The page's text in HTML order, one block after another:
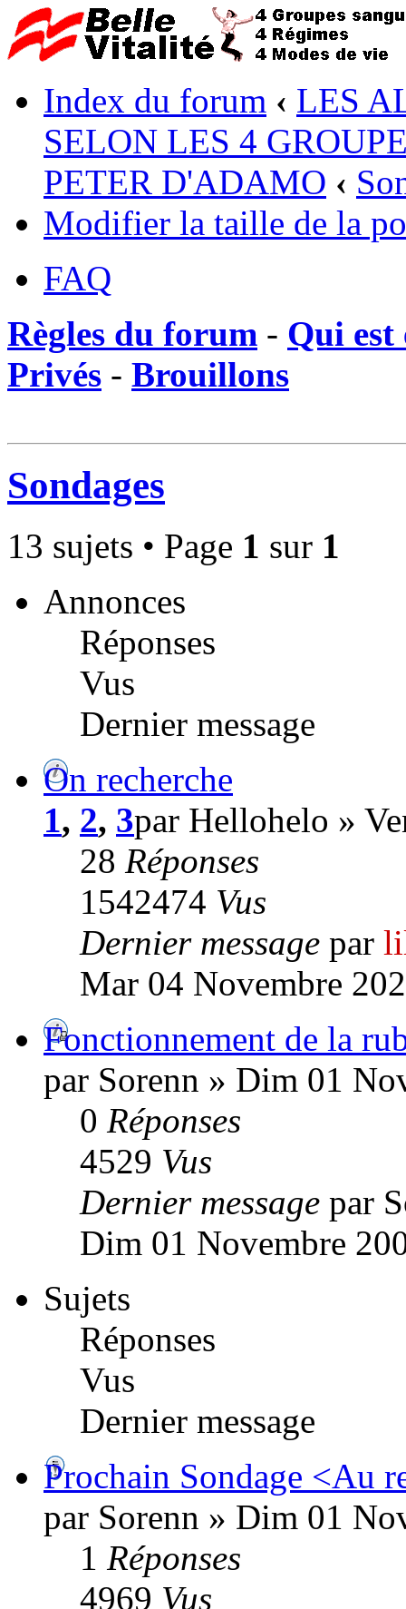
Index du forum ‹ LES
SELON LES 4
PETER D'ADAMO ‹
Modifier la taille de la
FAQ
Règles du forum - Qui est
Privés - Brouillons
Sondages
13 sujets • Page 1 sur 1
Annonces
Réponses
Vus
Dernier message
On recherche
1, 2, 3par Hellohelo »
28 Réponses
1542474 Vus
Dernier message par
Mar 04 Novembre
Fonctionnement de la
par Sorenn » Dim 01
0 Réponses
4529 Vus
Dernier message par
Dim 01 Novembre
Sujets
Réponses
Vus
Dernier message
Prochain Sondage <Au
par Sorenn » Dim 01
1 Réponses
4969 Vus